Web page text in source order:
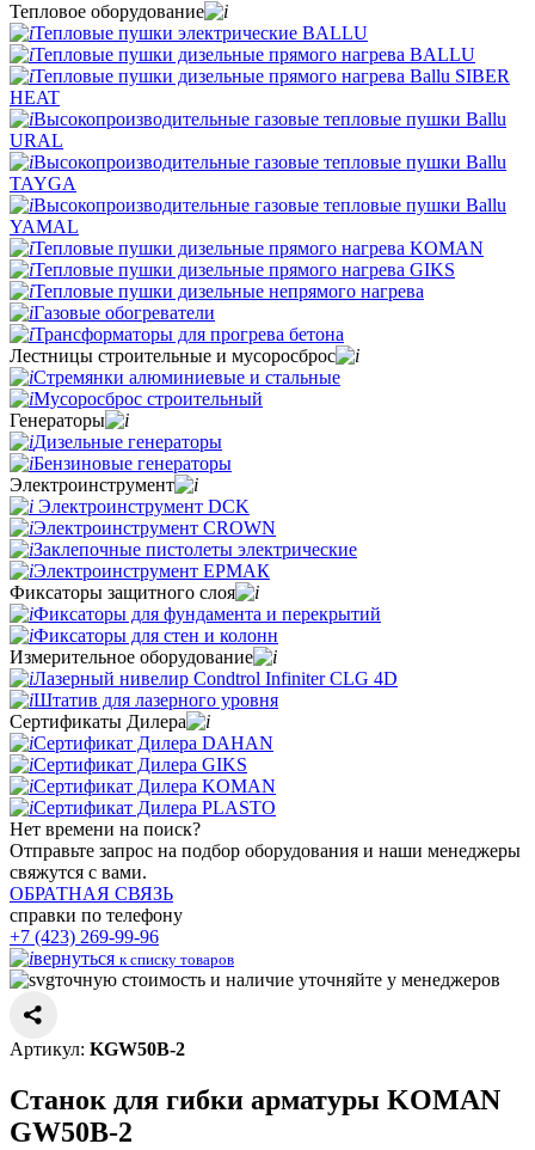
Тепловое оборудование
Тепловые пушки электрические BALLU
Тепловые пушки дизельные прямого нагрева BALLU
Тепловые пушки дизельные прямого нагрева Ballu SIBER
HEAT
Высокопроизводительные газовые тепловые пушки Ballu
URAL
Высокопроизводительные газовые тепловые пушки Ballu
TAYGA
Высокопроизводительные газовые тепловые пушки Ballu
YAMAL
Тепловые пушки дизельные прямого нагрева KOMAN
Тепловые пушки дизельные прямого нагрева GIKS
Тепловые пушки дизельные непрямого нагрева
Газовые обогреватели
Трансформаторы для прогрева бетона
Лестницы строительные и мусоросброс
Стремянки алюминиевые и стальные
Мусоросброс строительный
Генераторы
Дизельные генераторы
Бензиновые генераторы
Электроинструмент
Электроинструмент DCK
Электроинструмент CROWN
Заклепочные пистолеты электрические
Электроинструмент ЕРМАК
Фиксаторы защитного слоя
Фиксаторы для фундамента и перекрытий
Фиксаторы для стен и колонн
Измерительное оборудование
Лазерный нивелир Condtrol Infiniter CLG 4D
Штатив для лазерного уровня
Сертификаты Дилера
Сертификат Дилера DAHAN
Сертификат Дилера GIKS
Сертификат Дилера KOMAN
Сертификат Дилера PLASTO
Нет времени на поиск?
Отправьте запрос на подбор оборудования и наши менеджеры
свяжутся с вами.
ОБРАТНАЯ СВЯЗЬ
справки по телефону
+7 (423) 269-99-96
вернуться к списку товаров
точную стоимость и наличие уточняйте у менеджеров
Артикул: KGW50B-2
Станок для гибки арматуры KOMAN
GW50B-2